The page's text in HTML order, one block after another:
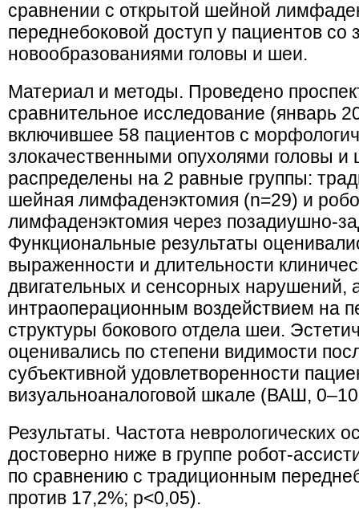
сравнении с открытой шейной
переднебоковой доступ у пациентов со
новообразованиями головы и шеи.
Материал и методы. Проведено
сравнительное исследование (январь
включившее 58 пациентов с
злокачественными опухолями головы
распределены на 2 равные группы:
шейная лимфаденэктомия (n=29) и
лимфаденэктомия через позадиушно-
Функциональные результаты
выраженности и длительности
двигательных и сенсорных нарушений,
интраоперационным воздействием на
структуры бокового отдела шеи.
оценивались по степени видимости
субъективной удовлетворенности
визуальноаналоговой шкале (ВАШ,
Результаты. Частота неврологических
достоверно ниже в группе робот-
по сравнению с традиционным
против 17,2%; p<0,05).